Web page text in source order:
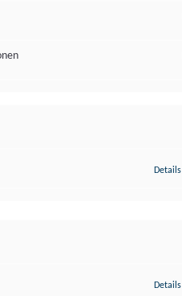
Details
Details